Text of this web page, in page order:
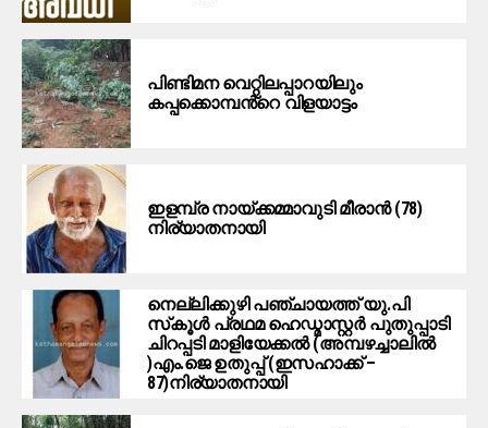
പിണ്ടിമന വെറ്റിലപ്പാറയിലും
കപ്പക്കൊമ്പൻ്റെ വിളയാട്ടം
ഇളമ്പ്ര നായ്ക്കമ്മാവുടി മീരാൻ (78)
നിര്യാതനായി
നെല്ലിക്കുഴി പഞ്ചായത്ത് യു.പി
സ്‌കൂൾ പ്രഥമ ഹെഡ്മാസ്റ്റർ പുതുപ്പാടി
ചിറപ്പടി മാളിയേക്കൽ (അമ്പഴച്ചാലിൽ
)എം.ജെ ഉതുപ്പ് (ഇസഹാക്ക് –
87)നിര്യാതനായി